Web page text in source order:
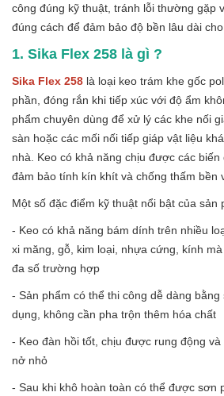
công đúng kỹ thuật, tránh lỗi thường gặp
đúng cách để đảm bảo độ bền lâu dài
1. Sika Flex 258 là gì ?
Sika Flex 258 là loại keo trám khe gốc
phần, đóng rắn khi tiếp xúc với độ ẩm
phẩm chuyên dùng để xử lý các khe nối
sàn hoặc các mối nối tiếp giáp vật liệu
nhà. Keo có khả năng chịu được các biến
đảm bảo tính kín khít và chống thấm bền
Một số đặc điểm kỹ thuật nổi bật của sản
- Keo có khả năng bám dính trên nhiều
xi măng, gỗ, kim loại, nhựa cứng, kính
đa số trường hợp
- Sản phẩm có thể thi công dễ dàng bằng
dụng, không cần pha trộn thêm hóa chất
- Keo đàn hồi tốt, chịu được rung động
nở nhỏ
- Sau khi khô hoàn toàn có thể được sơn